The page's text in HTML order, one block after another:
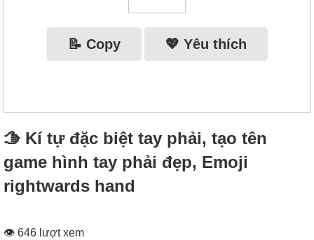
📝 Copy 💖 Yêu thích
🫱 Kí tự đặc biệt tay phải, tạo tên
game hình tay phải đẹp, Emoji
rightwards hand
👁 646 lượt xem